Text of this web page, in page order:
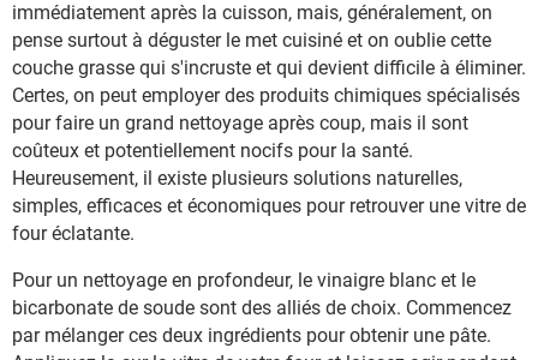
immédiatement après la cuisson, mais, généralement, on
pense surtout à déguster le met cuisiné et on oublie cette
couche grasse qui s'incruste et qui devient difficile à éliminer.
Certes, on peut employer des produits chimiques spécialisés
pour faire un grand nettoyage après coup, mais il sont
coûteux et potentiellement nocifs pour la santé.
Heureusement, il existe plusieurs solutions naturelles,
simples, efficaces et économiques pour retrouver une vitre de
four éclatante.
Pour un nettoyage en profondeur, le vinaigre blanc et le
bicarbonate de soude sont des alliés de choix. Commencez
par mélanger ces deux ingrédients pour obtenir une pâte.